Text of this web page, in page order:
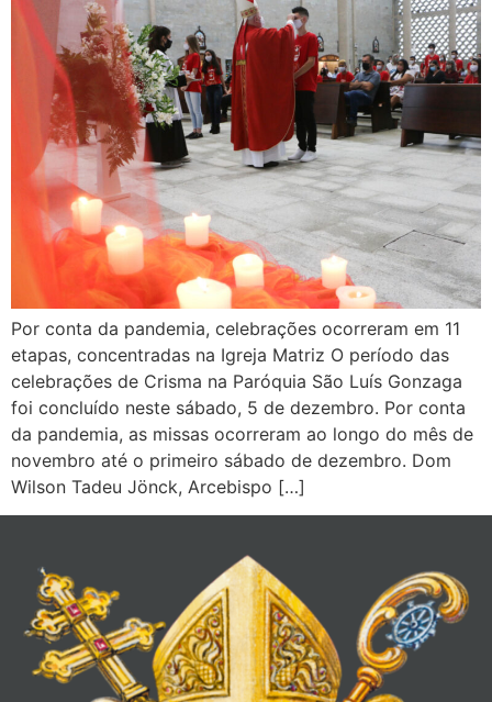
Por conta da pandemia, celebrações ocorreram em 11
etapas, concentradas na Igreja Matriz O período das
celebrações de Crisma na Paróquia São Luís Gonzaga
foi concluído neste sábado, 5 de dezembro. Por conta
da pandemia, as missas ocorreram ao longo do mês de
novembro até o primeiro sábado de dezembro. Dom
Wilson Tadeu Jönck, Arcebispo […]